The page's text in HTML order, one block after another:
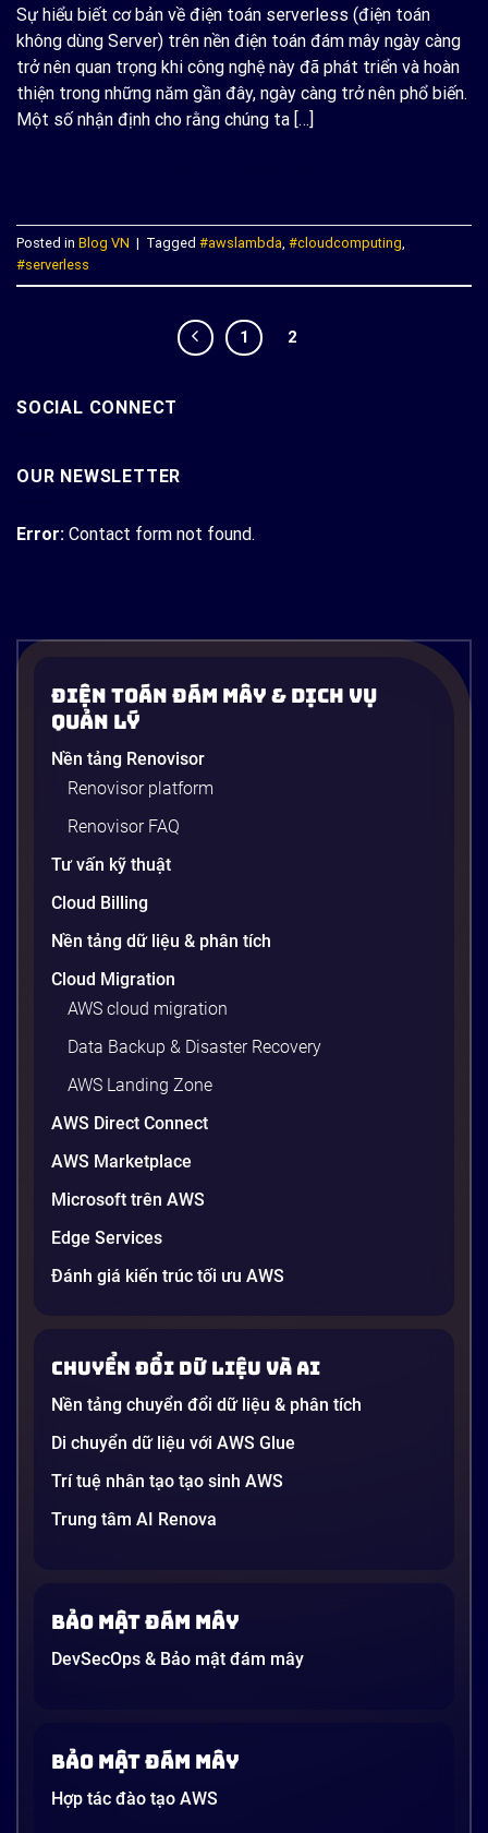
Sự hiểu biết cơ bản về điện toán serverless (điện toán
không dùng Server) trên nền điện toán đám mây ngày càng
trở nên quan trọng khi công nghệ này đã phát triển và hoàn
thiện trong những năm gần đây, ngày càng trở nên phổ biến.
Một số nhận định cho rằng chúng ta […]
Posted in Blog VN | Tagged #awslambda #cloudcomputing
#serverless
1 2
SOCIAL CONNECT
OUR NEWSLETTER
Error: Contact form not found.
Điện Toán Đám Mây & Dịch Vụ
Quản Lý
Nền tảng Renovisor
Renovisor platform
Renovisor FAQ
Tư vấn kỹ thuật
Cloud Billing
Nền tảng dữ liệu & phân tích
Cloud Migration
AWS cloud migration
Data Backup & Disaster Recovery
AWS Landing Zone
AWS Direct Connect
AWS Marketplace
Microsoft trên AWS
Edge Services
Đánh giá kiến trúc tối ưu AWS
Chuyển đổi dữ liệu và AI
Nền tảng chuyển đổi dữ liệu & phân tích
Di chuyển dữ liệu với AWS Glue
Trí tuệ nhân tạo tạo sinh AWS
Trung tâm AI Renova
Bảo mật đám mây
DevSecOps & Bảo mật đám mây
Bảo mật đám mây
Hợp tác đào tạo AWS